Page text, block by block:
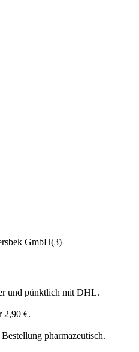
GmbH(3)
und pünktlich mit DHL.
2,90 €.
Bestellung pharmazeutisch.